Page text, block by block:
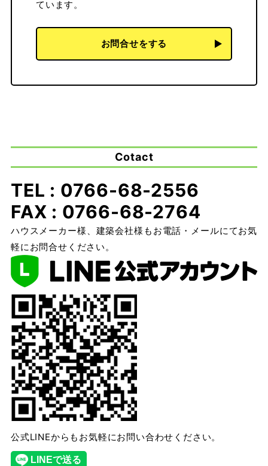
ています。
お問合せをする
Cotact
TEL : 0766-68-2556
FAX : 0766-68-2764
ハウスメーカー様、建築会社様もお電話・メールにてお気
軽にお問合せください。
公式LINEからもお気軽にお問い合わせください。